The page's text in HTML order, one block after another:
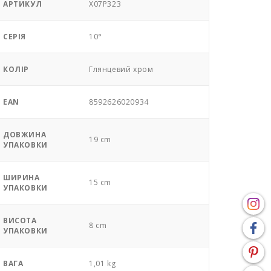
АРТИКУЛ X07P323
СЕРІЯ 10°
КОЛІР Глянцевий хром
EAN 8592626020934
ДОВЖИНА
УПАКОВКИ
19 cm
ШИРИНА
УПАКОВКИ
15 cm
ВИСОТА
УПАКОВКИ
8 cm
ВАГА 1,01 kg